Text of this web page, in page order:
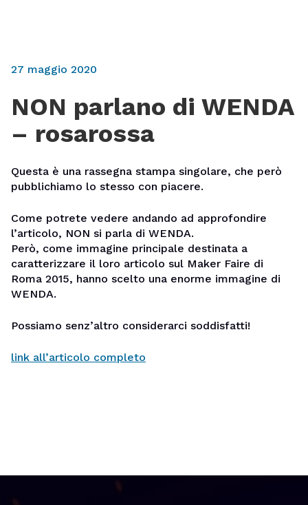
27 maggio 2020
NON parlano di WENDA
– rosarossa
Questa è una rassegna stampa singolare, che però
pubblichiamo lo stesso con piacere.
Come potrete vedere andando ad approfondire
l’articolo, NON si parla di WENDA.
Però, come immagine principale destinata a
caratterizzare il loro articolo sul Maker Faire di
Roma 2015, hanno scelto una enorme immagine di
WENDA.
Possiamo senz’altro considerarci soddisfatti!
link all’articolo completo